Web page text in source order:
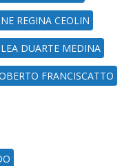
REGINA CEOLIN
DUARTE MEDINA
FRANCISCATTO